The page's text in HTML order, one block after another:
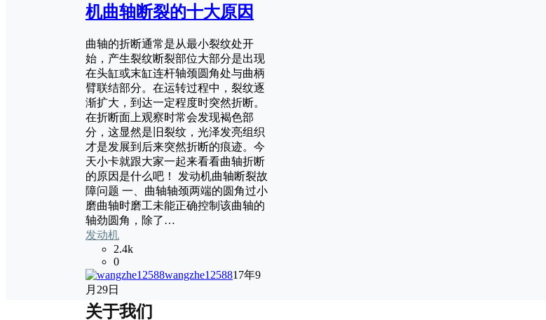
机曲轴断裂的十大原因
曲轴的折断通常是从最小裂纹处开
始，产生裂纹断裂部位大部分是出现
在头缸或末缸连杆轴颈圆角处与曲柄
臂联结部分。在运转过程中，裂纹逐
渐扩大，到达一定程度时突然折断。
在折断面上观察时常会发现褐色部
分，这显然是旧裂纹，光泽发亮组织
才是发展到后来突然折断的痕迹。今
天小卡就跟大家一起来看看曲轴折断
的原因是什么吧！ 发动机曲轴断裂故
障问题 一、曲轴轴颈两端的圆角过小
磨曲轴时磨工未能正确控制该曲轴的
轴劲圆角，除了…
发动机
2.4k
0
wangzhe1258817年9
月29日
关于我们